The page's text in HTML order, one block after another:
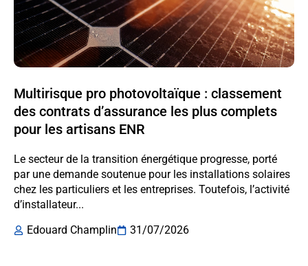
Multirisque pro photovoltaïque : classement
des contrats d’assurance les plus complets
pour les artisans ENR
Le secteur de la transition énergétique progresse, porté
par une demande soutenue pour les installations solaires
chez les particuliers et les entreprises. Toutefois, l’activité
d’installateur...
Edouard Champlin
31/07/2026